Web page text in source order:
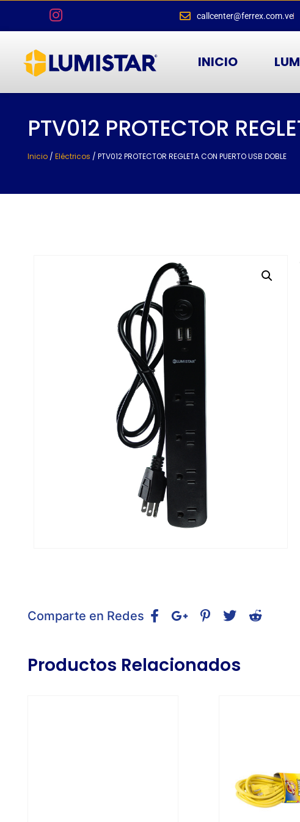
callcenter@ferrex.com.ve
INICIO
PTV012 PROTECTOR
Inicio / Eléctricos / PTV012 PROTECTOR REGLETA CON PUERTO USB DOBLE
Comparte en Redes
Productos Relacionados